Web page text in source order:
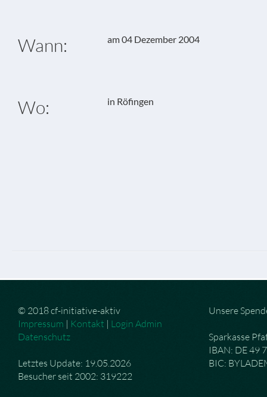
Wann: am 04 Dezember 2004
Wo: in Röfingen
© 2018 cf-initiative-aktiv
Impressum | Kontakt | Login Admin
Datenschutz
Letztes Update: 19.05.2026
Besucher seit 2002: 319222
Unsere
Sparkasse
IBAN: DE 49
BIC: